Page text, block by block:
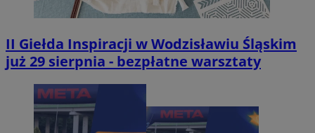
II Giełda Inspiracji w Wodzisławiu Śląskim
już 29 sierpnia - bezpłatne warsztaty